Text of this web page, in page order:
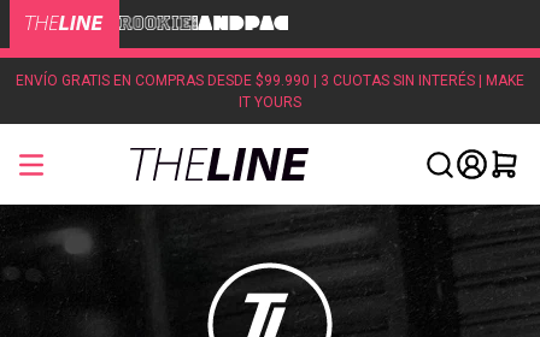
ENVÍO GRATIS EN COMPRAS DESDE $99.990 | 3 CUOTAS SIN INTERÉS | MAKE
IT YOURS